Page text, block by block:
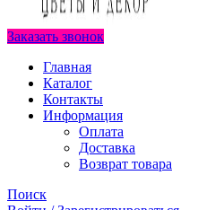
Заказать звонок
Главная
Каталог
Контакты
Информация
Оплата
Доставка
Возврат товара
Поиск